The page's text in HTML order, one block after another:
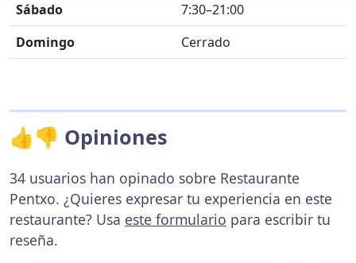
Sábado
7:30–21:00
Domingo
Cerrado
👍👎 Opiniones
34 usuarios han opinado sobre Restaurante
Pentxo. ¿Quieres expresar tu experiencia en este
restaurante? Usa este formulario para escribir tu
reseña.